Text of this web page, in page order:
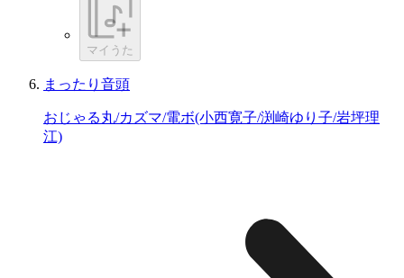
マイうた
まったり音頭
おじゃる丸/カズマ/電ボ(小西寛子/渕崎ゆり子/岩坪理
江)